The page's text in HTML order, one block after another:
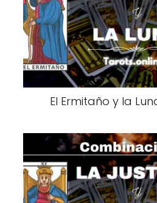
El Ermitaño y la